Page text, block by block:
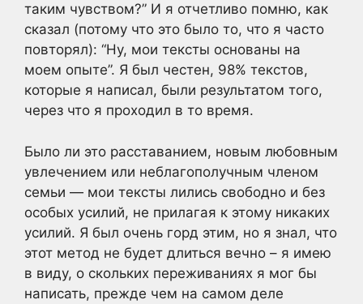
таким чувством?” И я отчетливо помню, как
сказал (потому что это было то, что я часто
повторял): “Ну, мои тексты основаны на
моем опыте”. Я был честен, 98% текстов,
которые я написал, были результатом того,
через что я проходил в то время.
Было ли это расставанием, новым любовным
увлечением или неблагополучным членом
семьи — мои тексты лились свободно и без
особых усилий, не прилагая к этому никаких
усилий. Я был очень горд этим, но я знал, что
этот метод не будет длиться вечно – я имею
в виду, о скольких переживаниях я мог бы
написать, прежде чем на самом деле